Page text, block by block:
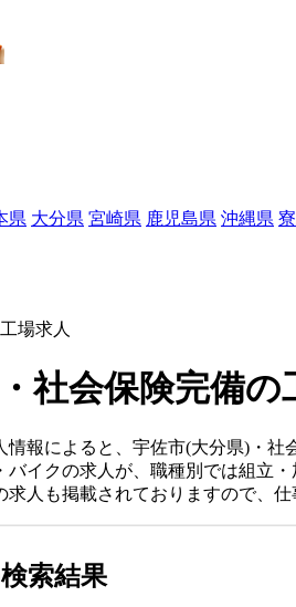
県 大分県 宮崎県 鹿児島県 沖縄県
場求人
社会保険完備
情報によると、宇佐市(大分県)・
イクの求人が、職種別では組立
人も掲載されておりますので、
索結果